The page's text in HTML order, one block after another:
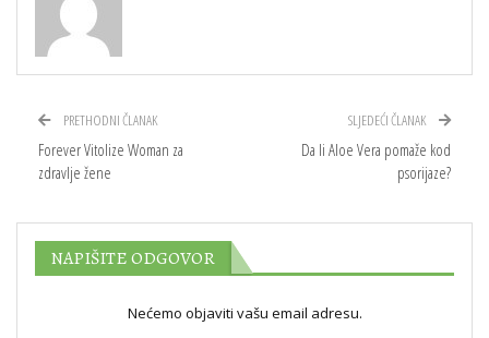
PRETHODNI ČLANAK
Forever Vitolize Woman za
zdravlje žene
SLJEDEĆI ČLANAK
Da li Aloe Vera pomaže kod
psorijaze?
NAPIŠITE ODGOVOR
Nećemo objaviti vašu email adresu.